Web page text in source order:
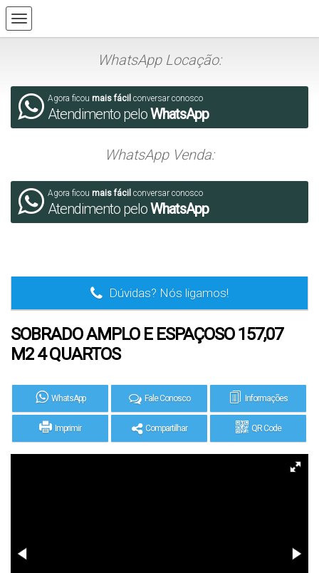
WhatsApp Locação:
Agora ficou mais fácil conversar conosco
Atendimento peloWhatsApp
WhatsApp Venda:
Agora ficou mais fácil conversar conosco
Atendimento peloWhatsApp
Dúvidas? Nós ligamos!
SOBRADO AMPLO E ESPAÇOSO 157,07
M2 4 QUARTOS
WhatsApp Fale Conosco Informações
Imprimir Compartilhar QR Code